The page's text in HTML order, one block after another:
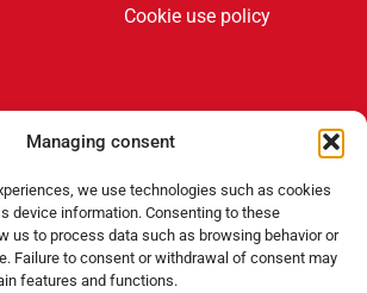
Managing consent
we use technologies such as cookies
device information. Consenting to these
us to process data such as browsing behavior or
Failure to consent or withdrawal of consent may
features and functions.
Cookie use policy